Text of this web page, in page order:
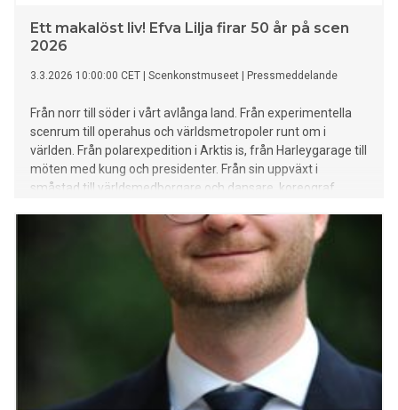
Ett makalöst liv! Efva Lilja firar 50 år på scen
2026
3.3.2026 10:00:00 CET Scenkonstmuseet Pressmeddelande
Från norr till söder i vårt avlånga land. Från experimentella
scenrum till operahus och världsmetropoler runt om i
världen. Från polarexpedition i Arktis is, från Harleygarage till
möten med kung och presidenter. Från sin uppväxt i
småstad till världsmedborgare och dansare, koreograf,
marginaliseras. Hennes verk fascinerar, provocerar men
framför allt engagerar människor.